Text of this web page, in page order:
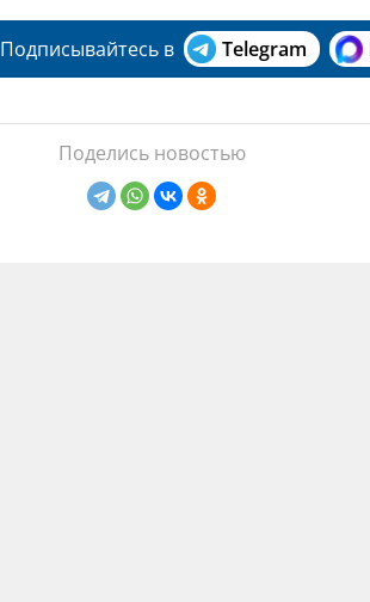
Подписывайтесь в Telegram
Поделись новостью